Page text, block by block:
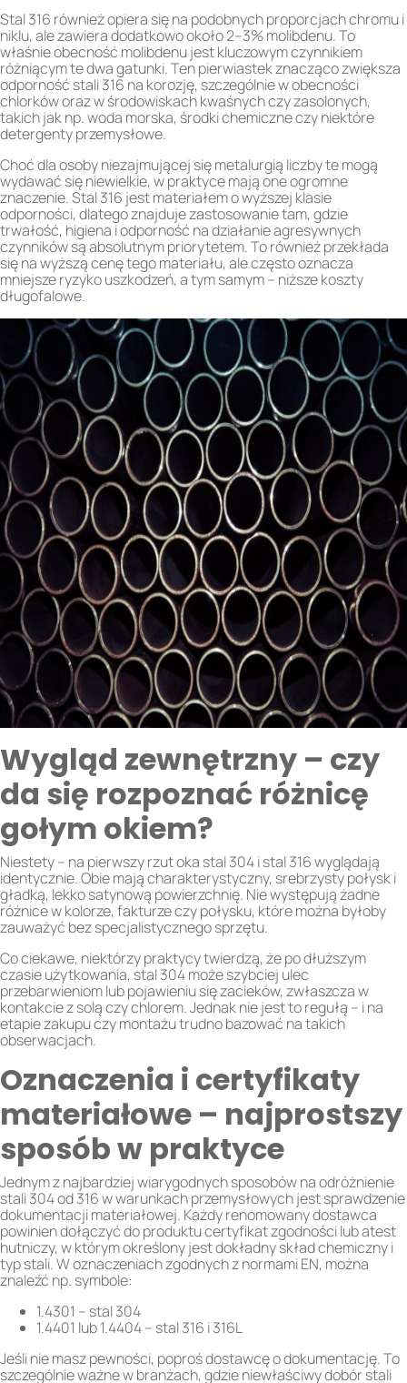
Stal 316 również opiera się na podobnych proporcjach chromu i
niklu, ale zawiera dodatkowo około 2–3% molibdenu. To
właśnie obecność molibdenu jest kluczowym czynnikiem
różniącym te dwa gatunki. Ten pierwiastek znacząco zwiększa
odporność stali 316 na korozję, szczególnie w obecności
chlorków oraz w środowiskach kwaśnych czy zasolonych,
takich jak np. woda morska, środki chemiczne czy niektóre
detergenty przemysłowe.
Choć dla osoby niezajmującej się metalurgią liczby te mogą
wydawać się niewielkie, w praktyce mają one ogromne
znaczenie. Stal 316 jest materiałem o wyższej klasie
odporności, dlatego znajduje zastosowanie tam, gdzie
trwałość, higiena i odporność na działanie agresywnych
czynników są absolutnym priorytetem. To również przekłada
się na wyższą cenę tego materiału, ale często oznacza
mniejsze ryzyko uszkodzeń, a tym samym – niższe koszty
długofalowe.
Wygląd zewnętrzny – czy
da się rozpoznać różnicę
gołym okiem?
Niestety – na pierwszy rzut oka stal 304 i stal 316 wyglądają
identycznie. Obie mają charakterystyczny, srebrzysty połysk i
gładką, lekko satynową powierzchnię. Nie występują żadne
różnice w kolorze, fakturze czy połysku, które można byłoby
zauważyć bez specjalistycznego sprzętu.
Co ciekawe, niektórzy praktycy twierdzą, że po dłuższym
czasie użytkowania, stal 304 może szybciej ulec
przebarwieniom lub pojawieniu się zacieków, zwłaszcza w
kontakcie z solą czy chlorem. Jednak nie jest to regułą – i na
etapie zakupu czy montażu trudno bazować na takich
obserwacjach.
Oznaczenia i certyfikaty
materiałowe – najprostszy
sposób w praktyce
Jednym z najbardziej wiarygodnych sposobów na odróżnienie
stali 304 od 316 w warunkach przemysłowych jest sprawdzenie
dokumentacji materiałowej. Każdy renomowany dostawca
powinien dołączyć do produktu certyfikat zgodności lub atest
hutniczy, w którym określony jest dokładny skład chemiczny i
typ stali. W oznaczeniach zgodnych z normami EN, można
znaleźć np. symbole:
1.4301 – stal 304
1.4401 lub 1.4404 – stal 316 i 316L
Jeśli nie masz pewności, poproś dostawcę o dokumentację. To
szczególnie ważne w branżach, gdzie niewłaściwy dobór stali